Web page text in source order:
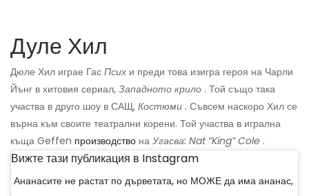
Дуле Хил
Дюле Хил играе Гас Псих и преди това изигра героя на Чарли
Йънг в хитовия сериал, Западното крило . Той също така
участва в друго шоу в САЩ, Костюми . Съвсем наскоро Хил се
върна към своите театрални корени. Той участва в игрална
къща Geffen производство на Угасва: Nat “King” Cole .
Вижте тази публикация в Instagram
Ананасите не растат по дърветата, но МОЖЕ да има ананас,